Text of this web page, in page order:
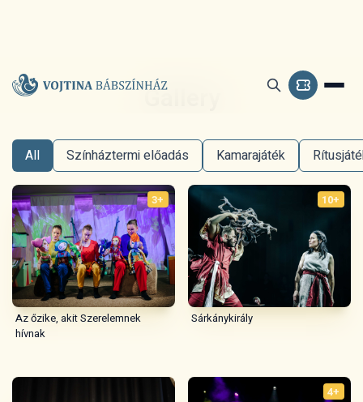
Gallery
All Színháztermi előadás Kamarajáték
3+
Az őzike, akit Szerelemnek
hívnak
10+
Sárkánykirály
4+